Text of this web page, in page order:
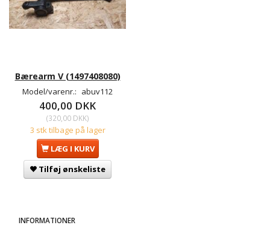
Bærearm V (1497408080)
Model/varenr.: abuv112
400,00 DKK
(320,00 DKK)
3 stk tilbage på lager
LÆG I KURV
Tilføj ønskeliste
INFORMATIONER